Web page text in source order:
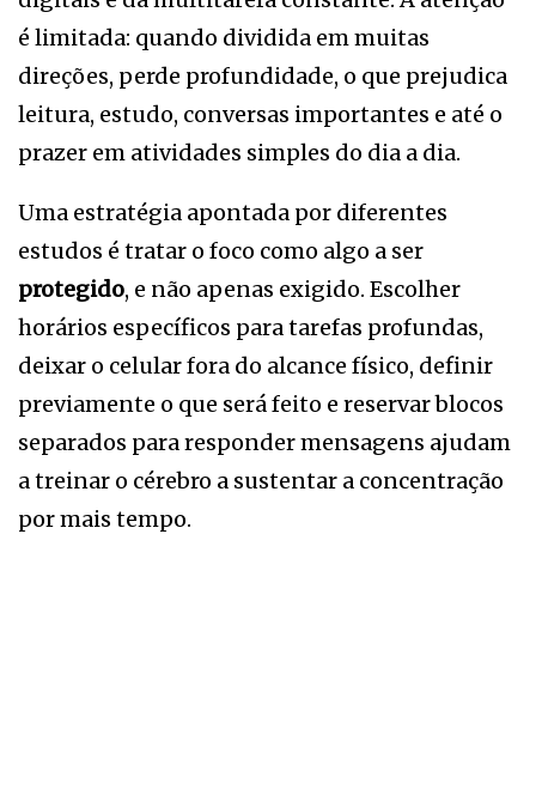
é limitada: quando dividida em muitas
direções, perde profundidade, o que prejudica
leitura, estudo, conversas importantes e até o
prazer em atividades simples do dia a dia.
Uma estratégia apontada por diferentes
estudos é tratar o foco como algo a ser
protegido, e não apenas exigido. Escolher
horários específicos para tarefas profundas,
deixar o celular fora do alcance físico, definir
previamente o que será feito e reservar blocos
separados para responder mensagens ajudam
a treinar o cérebro a sustentar a concentração
por mais tempo.